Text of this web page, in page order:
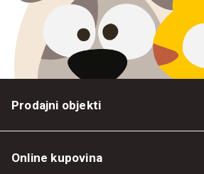
Prodajni objekti
Online kupovina